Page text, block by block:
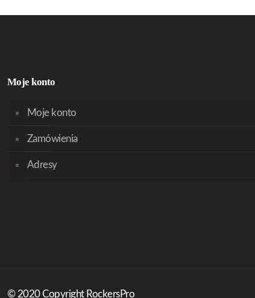
Moje konto
Moje konto
Zamówienia
Adresy
© 2020 Copyright RockersPro